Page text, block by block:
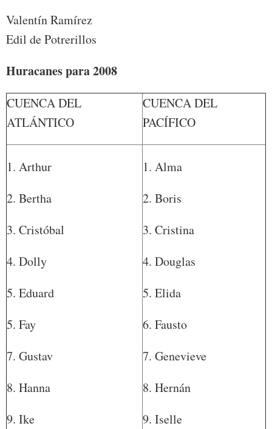
Valentín Ramírez
Edil de Potrerillos
Huracanes para 2008
CUENCA DEL
ATLÁNTICO
CUENCA DEL
PACÍFICO
1. Arthur
2. Bertha
3. Cristóbal
4. Dolly
5. Eduard
5. Fay
7. Gustav
8. Hanna
9. Ike
1. Alma
2. Boris
3. Cristina
4. Douglas
5. Elida
6. Fausto
7. Genevieve
8. Hernán
9. Iselle